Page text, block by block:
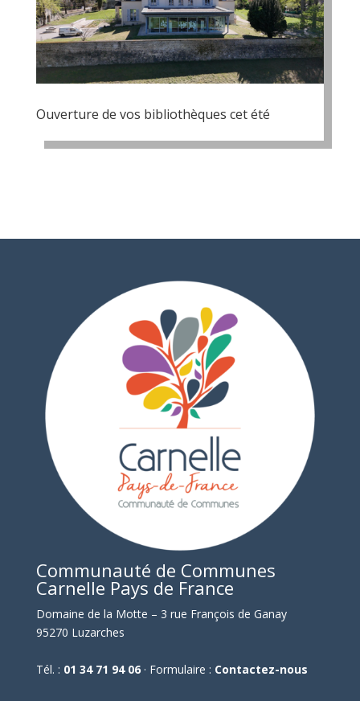
Ouverture de vos bibliothèques cet été
Communauté de Communes
Carnelle Pays de France
Domaine de la Motte – 3 rue François de Ganay
95270 Luzarches
Tél. : 01 34 71 94 06· Formulaire : Contactez-nous